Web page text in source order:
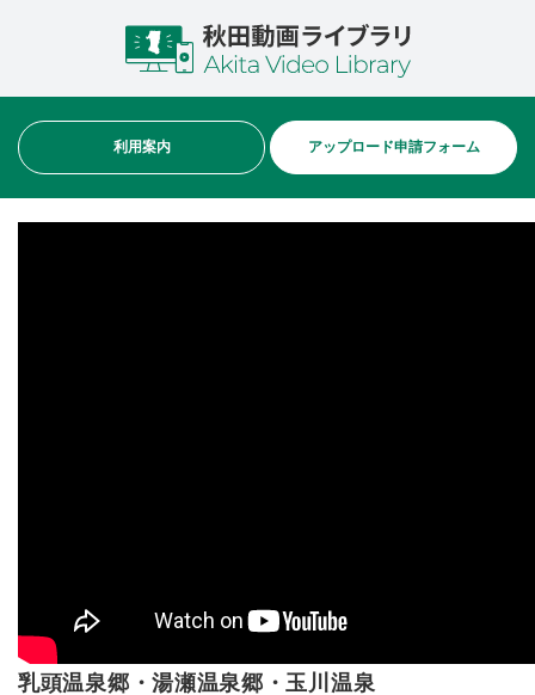
利用案内 アップロード申請フォーム
乳頭温泉郷・湯瀬温泉郷・玉川温泉